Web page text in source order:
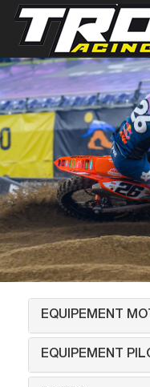
EQUIPEMENT
EQUIPEMENT